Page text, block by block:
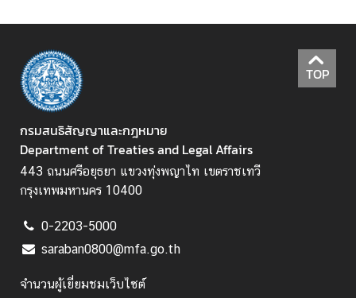
ธิ
สั
ญ
ญ
า
ก
ฎ
ห
า
ย
ะ
TOP
กรมสนธิสัญญาและกฎหมาย
Department of Treaties and Legal Affairs
443 ถนนศรีอยุธยา แขวงทุ่งพญาไท เขตราชเทวี
กรุงเทพมหานคร 10400
0-2203-5000
saraban0800@mfa.go.th
จำนวนผู้เยี่ยมชมเว็บไซต์